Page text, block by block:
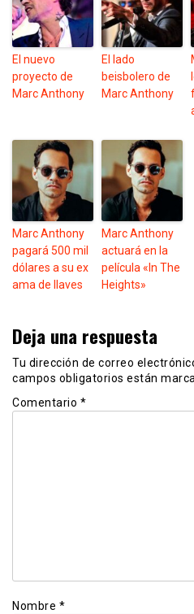
El nuevo
proyecto de
Marc Anthony
El lado
beisbolero de
Marc Anthony
Marc Anthony
pagará 500 mil
dólares a su ex
ama de llaves
Marc Anthony
actuará en la
película «In The
Heights»
Deja una respuesta
Tu dirección de correo
campos obligatorios están
Comentario *
Nombre *